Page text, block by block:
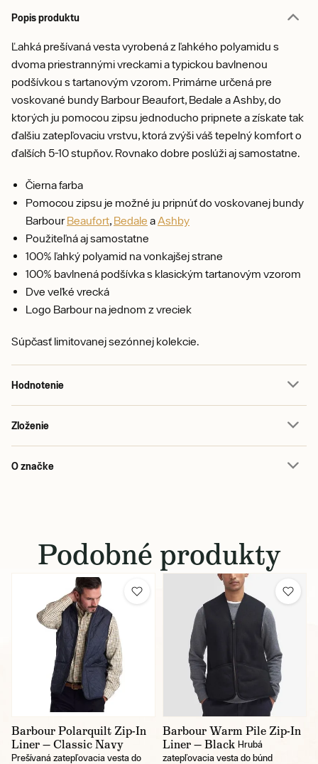
Popis produktu
Ľahká prešívaná vesta vyrobená z ľahkého polyamidu s
dvoma priestrannými vreckami a typickou bavlnenou
podšívkou s tartanovým vzorom. Primárne určená pre
voskované bundy Barbour Beaufort, Bedale a Ashby, do
ktorých ju pomocou zipsu jednoducho pripnete a získate tak
ďalšiu zatepľovaciu vrstvu, ktorá zvýši váš tepelný komfort o
ďalších 5-10 stupňov. Rovnako dobre poslúži aj samostatne.
Čierna farba
Pomocou zipsu je možné ju pripnúť do voskovanej bundy
BarbourBeaufort, Bedale aAshby
Použiteľná aj samostatne
100% ľahký polyamid na vonkajšej strane
100% bavlnená podšívka s klasickým tartanovým vzorom
Dve veľké vrecká
Logo Barbour na jednom z vreciek
Súpčasť limitovanej sezónnej kolekcie.
Hodnotenie
Zloženie
O značke
Podobné produkty
Barbour Polarquilt Zip-In
Liner — Classic Navy
Prešívaná zatepľovacia vesta do
Barbour Warm Pile Zip-In
Liner — Black Hrubá
zatepľovacia vesta do búnd